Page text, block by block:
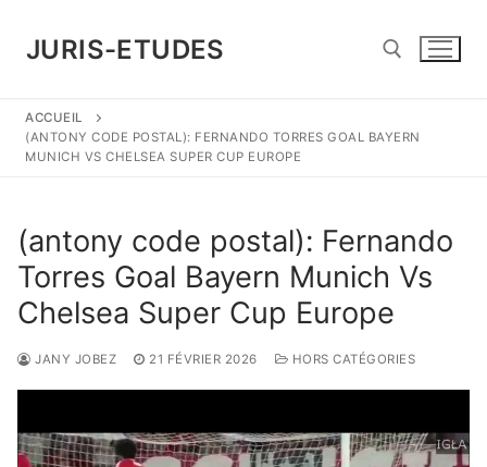
contenu
JURIS-ETUDES
Rechercher :
ACCUEIL
(ANTONY CODE POSTAL): FERNANDO TORRES GOAL BAYERN
MUNICH VS CHELSEA SUPER CUP EUROPE
(antony code postal): Fernando
Torres Goal Bayern Munich Vs
Chelsea Super Cup Europe
JANY JOBEZ 21 FÉVRIER 2026 HORS CATÉGORIES